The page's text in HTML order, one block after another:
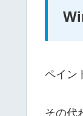
ペイン
その代